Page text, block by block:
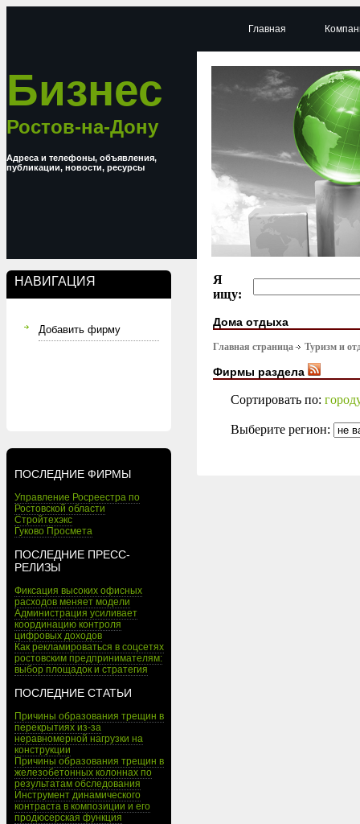
Бизнес
Ростов-на-Дону
Адреса и телефоны, объявления,
публикации, новости, ресурсы
НАВИГАЦИЯ
Добавить фирму
ПОСЛЕДНИЕ ФИРМЫ
Управление Росреестра по
Ростовской области
Стройтехэкс
Гуково Просмета
ПОСЛЕДНИЕ ПРЕСС-
РЕЛИЗЫ
Фиксация высоких офисных
расходов меняет модели
Администрация усиливает
координацию контроля
цифровых доходов
Как рекламироваться в соцсетях
ростовским предпринимателям:
выбор площадок и стратегия
ПОСЛЕДНИЕ СТАТЬИ
Причины образования трещин в
перекрытиях из-за
неравномерной нагрузки на
конструкции
Причины образования трещин в
железобетонных колоннах по
результатам обследования
Инструмент динамического
контраста в композиции и его
продюсерская функция
Главная
Я
ищу:
Дома отдыха
Главная страница Туризм и
Фирмы раздела
Сортировать по:
Выберите регион: